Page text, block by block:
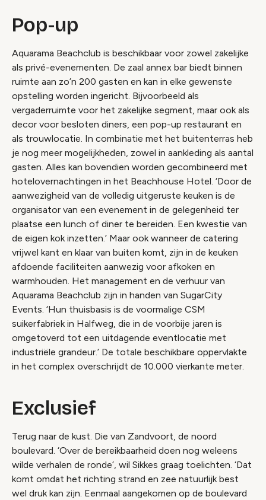
Pop-up
Aquarama Beachclub is beschikbaar voor zowel zakelijke
als privé-evenementen. De zaal annex bar biedt binnen
ruimte aan zo’n 200 gasten en kan in elke gewenste
opstelling worden ingericht. Bijvoorbeeld als
vergaderruimte voor het zakelijke segment, maar ook als
decor voor besloten diners, een pop-up restaurant en
als trouwlocatie. In combinatie met het buitenterras heb
je nog meer mogelijkheden, zowel in aankleding als aantal
gasten. Alles kan bovendien worden gecombineerd met
hotelovernachtingen in het Beachhouse Hotel. ‘Door de
aanwezigheid van de volledig uitgeruste keuken is de
organisator van een evenement in de gelegenheid ter
plaatse een lunch of diner te bereiden. Een kwestie van
de eigen kok inzetten.’ Maar ook wanneer de catering
vrijwel kant en klaar van buiten komt, zijn in de keuken
afdoende faciliteiten aanwezig voor afkoken en
warmhouden. Het management en de verhuur van
Aquarama Beachclub zijn in handen van SugarCity
Events. ‘Hun thuisbasis is de voormalige CSM
suikerfabriek in Halfweg, die in de voorbije jaren is
omgetoverd tot een uitdagende eventlocatie met
industriële grandeur.’ De totale beschikbare oppervlakte
in het complex overschrijdt de 10.000 vierkante meter.
Exclusief
Terug naar de kust. Die van Zandvoort, de noord
boulevard. ‘Over de bereikbaarheid doen nog weleens
wilde verhalen de ronde’, wil Sikkes graag toelichten. ‘Dat
komt omdat het richting strand en zee natuurlijk best
wel druk kan zijn. Eenmaal aangekomen op de boulevard